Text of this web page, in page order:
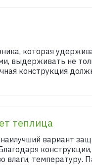
которая
выдерживать не
конструкция
теплица
вариант
влаги, температуру.